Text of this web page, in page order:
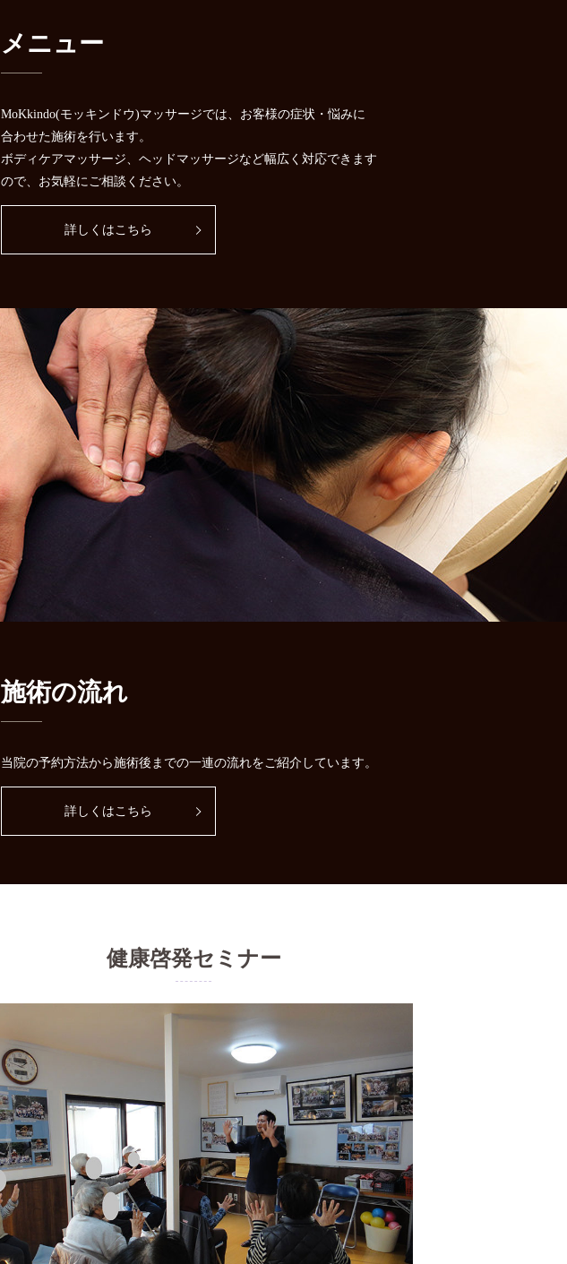
メニュー
MoKkindo(モッキンドウ)マッサージでは、お客様の症状・悩みに
合わせた施術を行います。
ボディケアマッサージ、ヘッドマッサージなど幅広く対応できます
ので、お気軽にご相談ください。
詳しくはこちら
施術の流れ
当院の予約方法から施術後までの一連の流れをご紹介しています。
詳しくはこちら
健康啓発セミナー